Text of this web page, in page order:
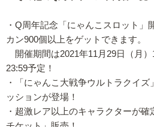
・Q周年記念「にゃんこスロット」
カン900個以上をゲットできます。
開催期間は2021年11月29日（月）
23:59予定！
・「にゃんこ大戦争ウルトラクイズ
ッションが登場！
・超激レア以上のキャラクターが